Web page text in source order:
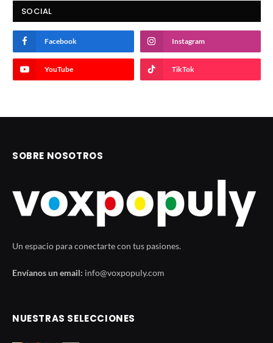
SOCIAL
Facebook Instagram
YouTube TikTok
SOBRE NOSOTROS
Un espacio para conectarte con tus pasiones.
Envíanos un email: info@voxpopuly.com
NUESTRAS SELECCIONES